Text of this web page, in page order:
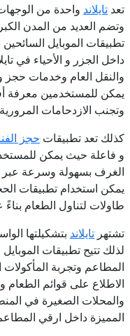
تعد تايلاند واحدة من
وتضم العديد من المدن
تطبيقات الموبايل
داخل الجزر و الأحياء في
والنقل العام وخدمات حجز
يمكن للمستخدمين معرفة
وتجنب الازدحامات
كذلك تعد تطبيقات حجز
و فاعلة حيث يمكن
الغرف بسهولة وسرعة عبر
يمكن استخدام تطبيقات
طاولات لتناول الطعام
تشتهر تايلاند بتشكيلتها
لذلك تتيح تطبيقات
المطاعم وتجربة
الاطلاع على قوائم
والمحلات الصغيرة في
المميزة داخل ارقي